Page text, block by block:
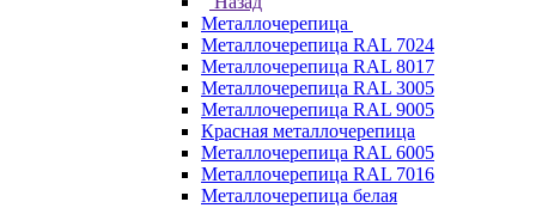
Металлочерепица
Металлочерепица RAL 7024
Металлочерепица RAL 8017
Металлочерепица RAL 3005
Металлочерепица RAL 9005
Красная металлочерепица
Металлочерепица RAL 6005
Металлочерепица RAL 7016
Металлочерепица белая